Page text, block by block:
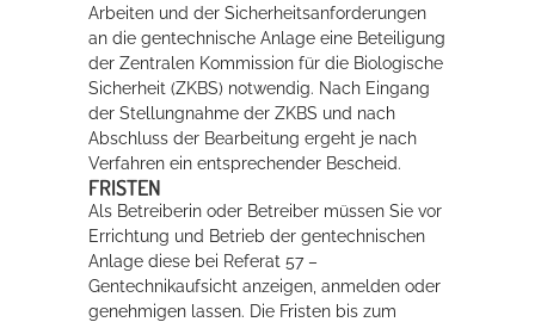
Arbeiten und der Sicherheitsanforderungen
an die gentechnische Anlage eine Beteiligung
der Zentralen Kommission für die Biologische
Sicherheit (ZKBS) notwendig. Nach Eingang
der Stellungnahme der ZKBS und nach
Abschluss der Bearbeitung ergeht je nach
Verfahren ein entsprechender Bescheid.
FRISTEN
Als Betreiberin oder Betreiber müssen Sie vor
Errichtung und Betrieb der gentechnischen
Anlage diese bei Referat 57 –
Gentechnikaufsicht anzeigen, anmelden oder
genehmigen lassen. Die Fristen bis zum